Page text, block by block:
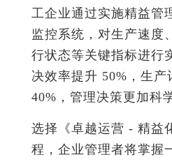
工企业通过实施精益管
监控系统，对生产速度
行状态等关键指标进行
决效率提升 50%，生产
40%，管理决策更加科
选择《卓越运营 - 精益
程，企业管理者将掌握